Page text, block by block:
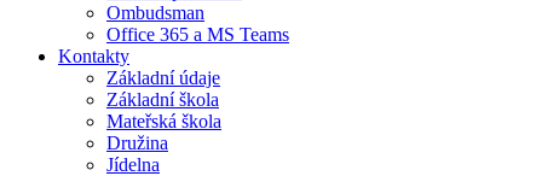
Ombudsman
Office 365 a MS Teams
Kontakty
Základní údaje
Základní škola
Mateřská škola
Družina
Jídelna